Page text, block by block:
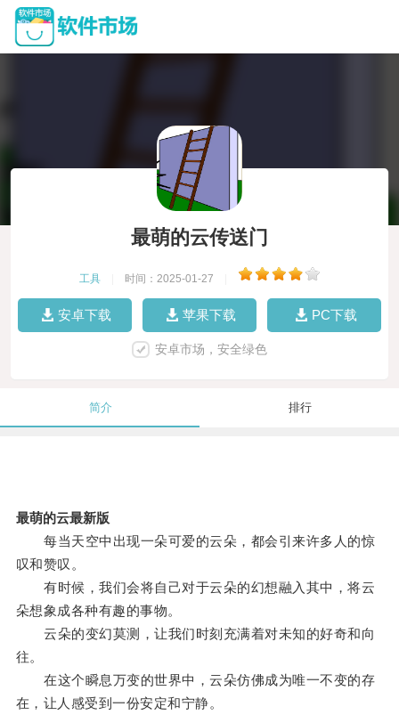
最萌的云传送门
工具 时间：2025-01-27
安卓下载 苹果下载 PC下载
安卓市场，安全绿色
简介 排行
最萌的云最新版
每当天空中出现一朵可爱的云朵，都会引来许多人的惊
叹和赞叹。
有时候，我们会将自己对于云朵的幻想融入其中，将云
朵想象成各种有趣的事物。
云朵的变幻莫测，让我们时刻充满着对未知的好奇和向
往。
在这个瞬息万变的世界中，云朵仿佛成为唯一不变的存
在，让人感受到一份安定和宁静。